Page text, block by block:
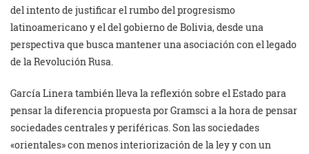
del intento de justificar el rumbo del progresismo
latinoamericano y el del gobierno de Bolivia, desde una
perspectiva que busca mantener una asociación con el legado
de la Revolución Rusa.
García Linera también lleva la reflexión sobre el Estado para
pensar la diferencia propuesta por Gramsci a la hora de pensar
sociedades centrales y periféricas. Son las sociedades
«orientales» con menos interiorización de la ley y con un